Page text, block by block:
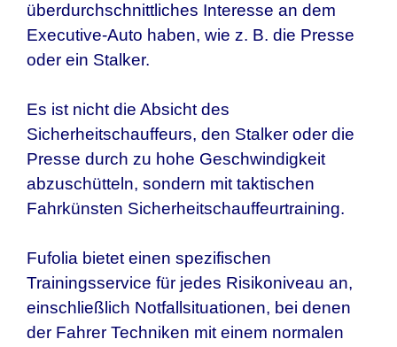
überdurchschnittliches Interesse an dem
Executive-Auto haben, wie z. B. die Presse
oder ein Stalker.
Es ist nicht die Absicht des
Sicherheitschauffeurs, den Stalker oder die
Presse durch zu hohe Geschwindigkeit
abzuschütteln, sondern mit taktischen
Fahrkünsten Sicherheitschauffeurtraining.
Fufolia bietet einen spezifischen
Trainingsservice für jedes Risikoniveau an,
einschließlich Notfallsituationen, bei denen
der Fahrer Techniken mit einem normalen